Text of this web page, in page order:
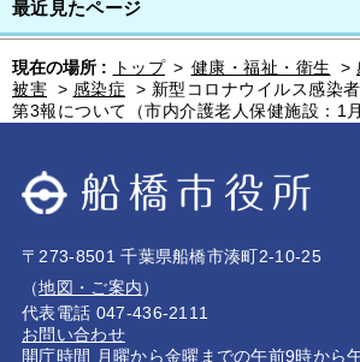
最近見たページ
現在の場所 : トップ > 健康・福祉・衛生 >
被害 > 感染症 > 新型コロナウイルス感染
第3報について（市内介護老人保健施設：1
〒273-8501 千葉県船橋市湊町2-10-25
（地図・ご案内）
代表電話 047-436-2111
お問い合わせ
開庁時間 月曜から金曜までの午前9時から